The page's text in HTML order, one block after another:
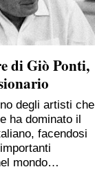
di Giò Ponti,
degli artisti che
ha dominato il
facendosi
mondo…